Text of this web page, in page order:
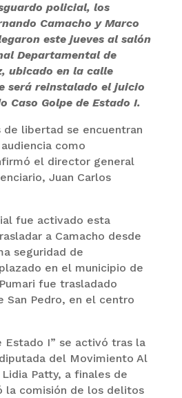
policial, los
Camacho y Marco
este jueves al salón
Departamental de
ubicado en la calle
será reinstalado el juicio
Caso Golpe de Estado I.
de libertad se encuentran
como
el director general
Juan Carlos
fue activado esta
a Camacho desde
seguridad de
en el municipio de
fue trasladado
San Pedro, en el centro
Estado I” se activó tras la
del Movimiento Al
Patty, a finales de
la comisión de los delitos